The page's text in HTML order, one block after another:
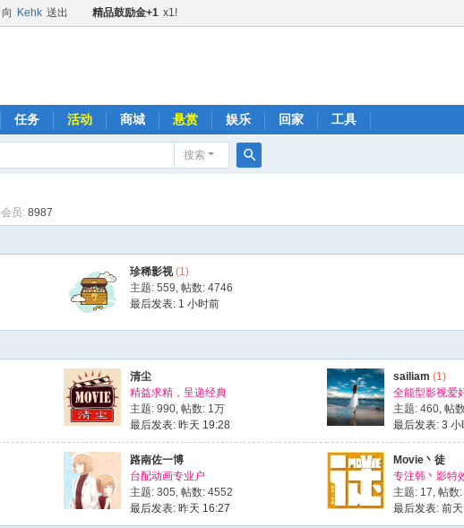
向 Kehk 送出 精品鼓励金+1 x1!
阿酷酷不酷 送出 精品鼓励金+5 x1!
向 普凡 送出 精品鼓励金+1 x1!
向 普凡 送出 精品鼓励金+3 x1!
向 e6u32a
送出 精品鼓励金+1 x1!
有糖吃的坏叔叔 送出 精品鼓励金+3 x1!
送出 甜甜圈 x1!
chow80000 送出 啤酒 x1!
jakeskier 送出 甜甜圈 x1!
辛杏花 送出 黄瓜 x1!
送出 火箭 x1!
送出 火箭 x1!
任务 活动 商城 悬赏 娱乐 回家 工具
搜索
会员: 8987
珍稀影视(1)
主题: 559, 帖数: 4746
最后发表: 1 小时前
清尘
精益求精，呈递经典
主题: 990, 帖数: 1万
最后发表: 昨天 19:28
sailiam (1)
全能型影视爱
主题: 460, 帖
最后发表: 3 小
路南佐一博
台配动画专业户
主题: 305, 帖数: 4552
最后发表: 昨天 16:27
Movie丶徒
专注韩丶影特
主题: 17, 帖数
最后发表: 前